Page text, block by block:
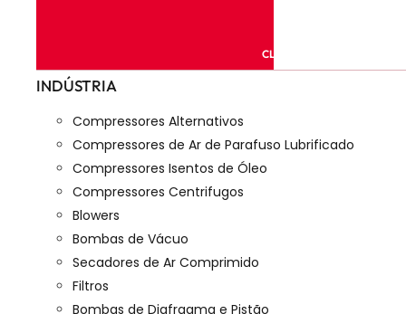
CLOSE PRODUTOS
INDÚSTRIA
Compressores Alternativos
Compressores de Ar de Parafuso Lubrificado
Compressores Isentos de Óleo
Compressores Centrifugos
Blowers
Bombas de Vácuo
Secadores de Ar Comprimido
Filtros
Bombas de Diafragma e Pistão